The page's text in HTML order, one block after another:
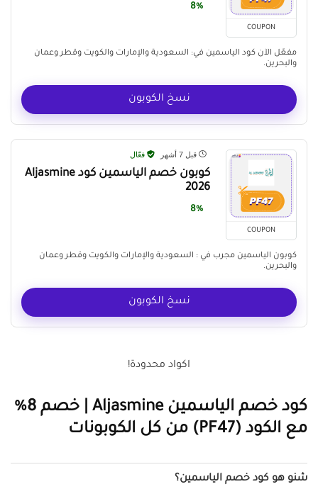
COUPON
8%
مفعّل الآن كود الياسمين في: السعودية والإمارات والكويت وقطر وعمان
والبحرين.
نسخ الكوبون
COUPON
قبل 7 أشهر فعّال
كوبون خصم الياسمين كود Aljasmine
2026
8%
كوبون الياسمين مجرب في : السعودية والإمارات والكويت وقطر وعمان
والبحرين.
نسخ الكوبون
اكواد محدودة!
كود خصم الياسمين Aljasmine | خصم 8%
مع الكود (PF47) من كل الكوبونات
شنو هو كود خصم الياسمين؟